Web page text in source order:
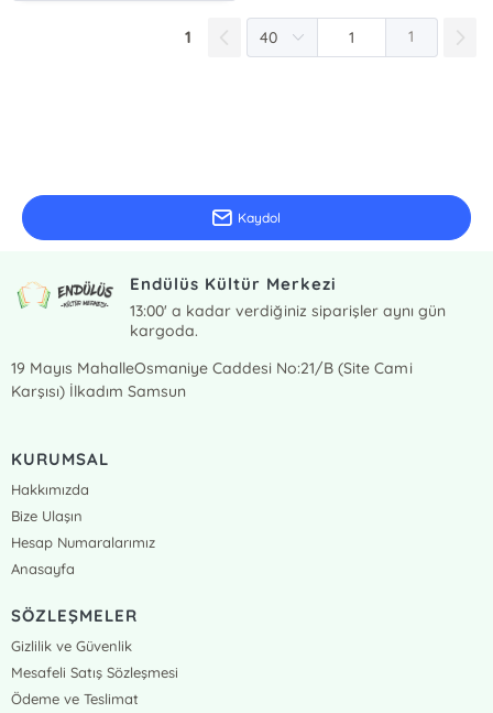
1 1
Kaydol
Endülüs Kültür Merkezi
13:00' a kadar verdiğiniz siparişler aynı gün
kargoda.
19 Mayıs MahalleOsmaniye Caddesi No:21/B (Site Cami
Karşısı) İlkadım Samsun
KURUMSAL
Hakkımızda
Bize Ulaşın
Hesap Numaralarımız
Anasayfa
SÖZLEŞMELER
Gizlilik ve Güvenlik
Mesafeli Satış Sözleşmesi
Ödeme ve Teslimat